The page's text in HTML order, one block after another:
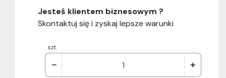
szt.
Jesteś klientem biznesowym ?
Skontaktuj się i zyskaj lepsze warunki